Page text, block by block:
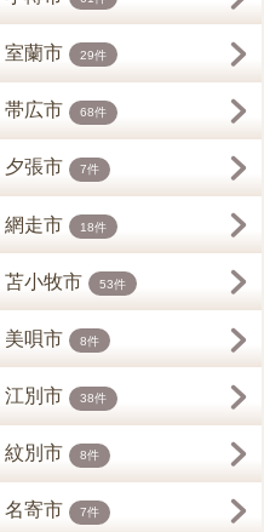
室蘭市 29件
帯広市 68件
夕張市 7件
網走市 18件
苫小牧市 53件
美唄市 8件
江別市 38件
紋別市 8件
名寄市 7件